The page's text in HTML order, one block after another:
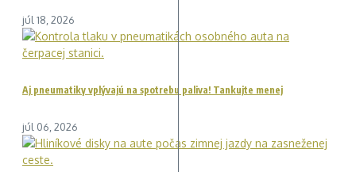
júl 18, 2026
Aj pneumatiky vplývajú na spotrebu paliva! Tankujte menej
júl 06, 2026